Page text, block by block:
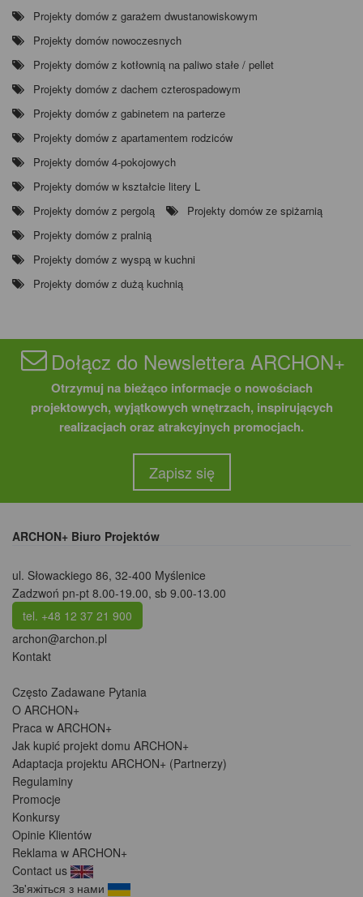
Projekty domów z garażem dwustanowiskowym
Projekty domów nowoczesnych
Projekty domów z kotłownią na paliwo stałe / pellet
Projekty domów z dachem czterospadowym
Projekty domów z gabinetem na parterze
Projekty domów z apartamentem rodziców
Projekty domów 4-pokojowych
Projekty domów w kształcie litery L
Projekty domów z pergolą
Projekty domów ze spiżarnią
Projekty domów z pralnią
Projekty domów z wyspą w kuchni
Projekty domów z dużą kuchnią
Dołącz do Newslettera ARCHON+
Otrzymuj na bieżąco informacje o nowościach
projektowych, wyjątkowych wnętrzach, inspirujących
realizacjach oraz atrakcyjnych promocjach.
Zapisz się
ARCHON+ Biuro Projektów
ul. Słowackiego 86, 32-400 Myślenice
Zadzwoń pn-pt 8.00-19.00, sb 9.00-13.00
tel. +48 12 37 21 900
archon@archon.pl
Kontakt
Często Zadawane Pytania
O ARCHON+
Praca w ARCHON+
Jak kupić projekt domu ARCHON+
Adaptacja projektu ARCHON+ (Partnerzy)
Regulaminy
Promocje
Konkursy
Opinie Klientów
Reklama w ARCHON+
Contact us
Зв'яжіться з нами